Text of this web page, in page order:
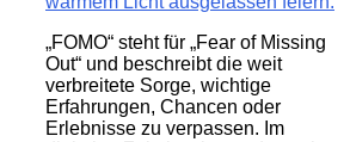
„FOMO“ steht für „Fear of Missing
Out“ und beschreibt die weit
verbreitete Sorge, wichtige
Erfahrungen, Chancen oder
Erlebnisse zu verpassen. Im